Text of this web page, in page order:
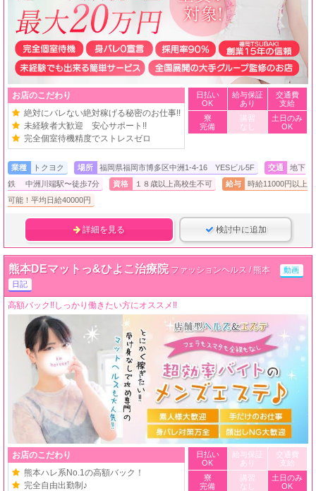
お店のこだわり
絶対にバレない絶対稼げる秘密のお仕事!!
未経験者大歓迎 安心サポート!!
完全個室待機精度でストレスゼロ
日払い
OK
給与保証
あり
交通費
支給
寮
完備
講習
なし
土日のみ
OK
業種 トクヨク 場所 福岡県福岡市博多区中洲1-4-16 YESビル5F 交通
地下
鉄 中洲川端駅〜徒歩7分
資格 １８歳以上高校生不可 給与
時給11000円以上
可能！平均日給40000円
詳細を見る 検討中に追加
熊本DEマットっ&ひよこ治療院 ファッションヘルス / 熊本
動画
日記
高額バック!!しっかり働きたい方にオススメ!!
お店のこだわり
熊本ハレ系No.1の高額バック！
完全自由出勤制♪
日払い
OK
給与保証
あり
交通費
支給
寮
完備
講習
なし
土日のみ
OK